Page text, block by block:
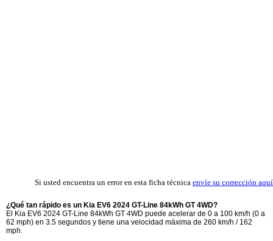
Si usted encuentra un error en esta ficha técnica envíe su corrección aquí
¿Qué tan rápido es un Kia EV6 2024 GT-Line 84kWh GT 4WD?
El Kia EV6 2024 GT-Line 84kWh GT 4WD puede acelerar de 0 a 100 km/h (0 a
62 mph) en 3.5 segundos y tiene una velocidad máxima de 260 km/h / 162
mph.